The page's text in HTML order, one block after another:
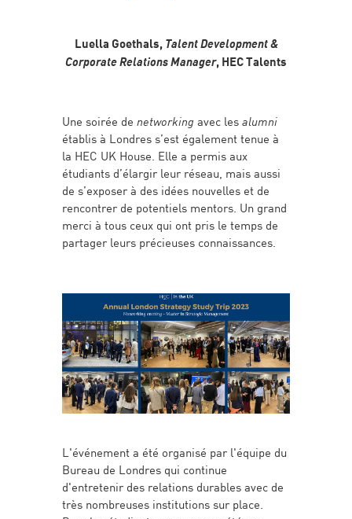
Luella Goethals,Talent Development &
Corporate Relations Manager, HEC Talents
Une soirée de networking avec lesalumni
établis à Londres s’est également tenue à
la HEC UK House. Elle a permis aux
étudiants d’élargir leur réseau, mais aussi
de s’exposer à des idées nouvelles et de
rencontrer de potentiels mentors. Un grand
merci à tous ceux qui ont pris le temps de
partager leurs précieuses connaissances.
L'événement a été organisé par l'équipe du
Bureau de Londres qui continue
d'entretenir des relations durables avec de
très nombreuses institutions sur place.